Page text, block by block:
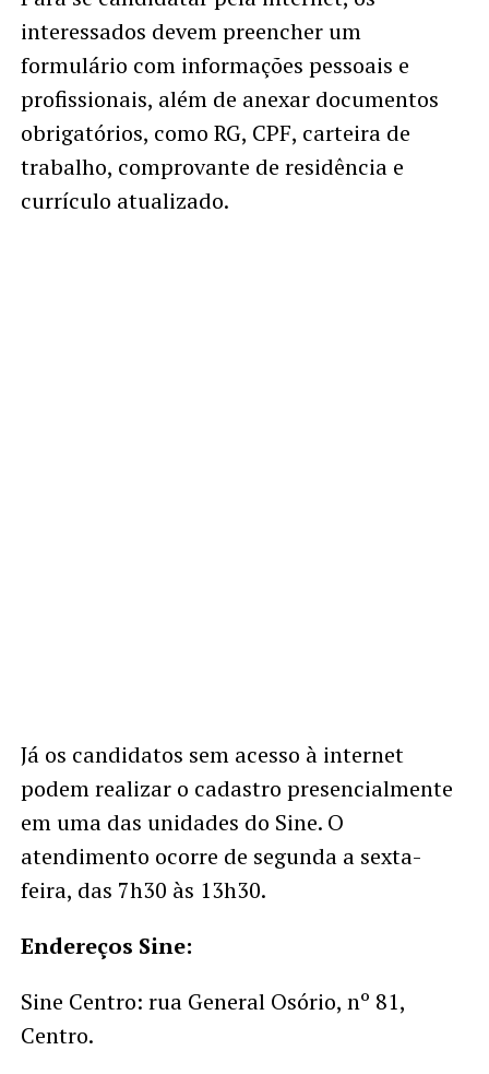
interessados devem preencher um
formulário com informações pessoais e
profissionais, além de anexar documentos
obrigatórios, como RG, CPF, carteira de
trabalho, comprovante de residência e
currículo atualizado.
Já os candidatos sem acesso à internet
podem realizar o cadastro presencialmente
em uma das unidades do Sine. O
atendimento ocorre de segunda a sexta-
feira, das 7h30 às 13h30.
Endereços Sine:
Sine Centro: rua General Osório, nº 81,
Centro.